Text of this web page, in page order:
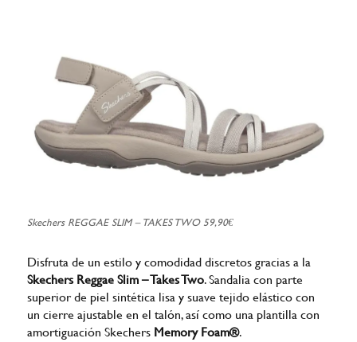
Skechers REGGAE SLIM – TAKES TWO 59,90€
Disfruta de un estilo y comodidad discretos gracias a la
Skechers Reggae Slim – Takes Two. Sandalia con parte
superior de piel sintética lisa y suave tejido elástico con
un cierre ajustable en el talón, así como una plantilla con
amortiguación Skechers Memory Foam®.